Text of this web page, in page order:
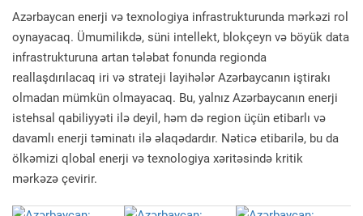
Azərbaycan enerji və texnologiya infrastrukturunda mərkəzi rol
oynayacaq. Ümumilikdə, süni intellekt, blokçeyn və böyük data
infrastrukturuna artan tələbat fonunda regionda
reallaşdırılacaq iri və strateji layihələr Azərbaycanın iştirakı
olmadan mümkün olmayacaq. Bu, yalnız Azərbaycanın enerji
istehsal qabiliyyəti ilə deyil, həm də region üçün etibarlı və
davamlı enerji təminatı ilə əlaqədardır. Nəticə etibarilə, bu da
ölkəmizi qlobal enerji və texnologiya xəritəsində kritik
mərkəzə çevirir.